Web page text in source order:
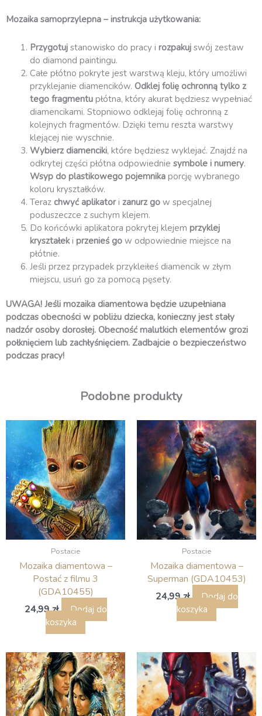
Mozaika samoprzylepna – instrukcja użytkowania:
Przygotujstanowisko do pracy irozpakuj swój zestaw
do diamond paintingu.
Całe płótno pokryte jest warstwą kleju, który umożliwi
przyklejanie diamencików. Odklej folię ochronną tylko z
tego fragmentu płótna, który akurat będziesz wypełniać
diamencikami. Stopniowo odklejaj folię ochronną z
kolejnych fragmentów. Dzięki temu reszta warstwy
klejącej nie wyschnie.
Wybierz diamenciki, które będziesz wyklejać. Znajdź na
odkrytej części płótna odpowiedniesymbole i numery.
Wsyp do plastikowego pojemnika porcję wybranego
koloru kryształków.
Teraz chwyć aplikatori zanurz gow specjalnej
poduszeczce z suchym klejem.
Do końcówki aplikatora pokrytej klejemprzyklej
kryształekiprzenieś go w odpowiednie miejsce na
płótnie.
Jeśli przez przypadek przykleiłeś diamencik w złym
miejscu, usuń go za pomocą pęsety.
UWAGA! Jeśli mozaika diamentowa będzie uzupełniana
podczas obecności w pobliżu dziecka, konieczny jest stały
nadzór osoby dorosłej. Obecność malutkich elementów grozi
połknięciem lub zachłyśnięciem. Zadbajcie o bezpieczeństwo
podczas pracy!
Podobne produkty
Postacie
Mozaika diamentowa –
Postać z filmu 3
(GDA10455)
24,99zł
Dodaj do
koszyka
Postacie
Mozaika diamentowa –
Superman (GDA10453)
24,99zł
Dodaj do
koszyka